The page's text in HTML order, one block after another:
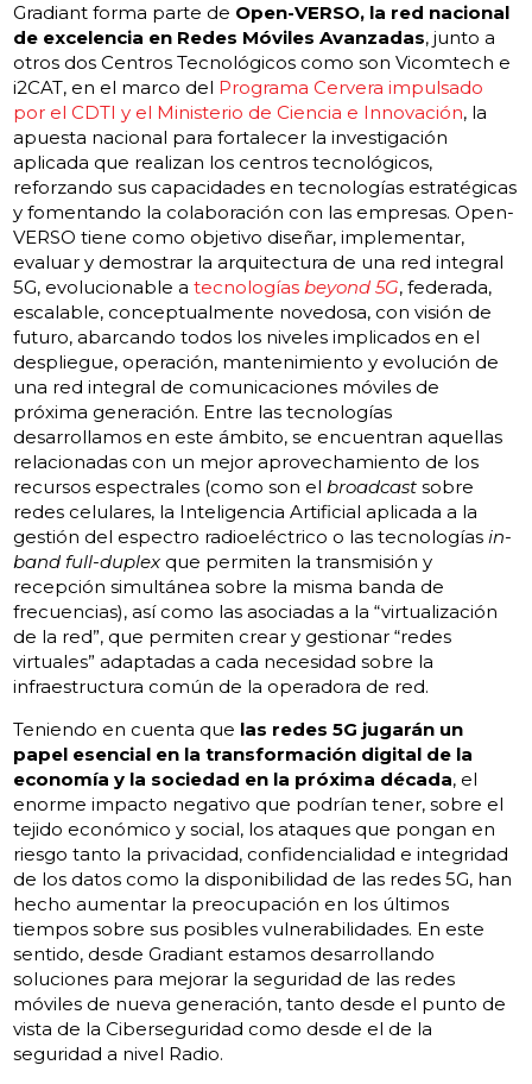
Gradiant forma parte de Open-VERSO, la red nacional
de excelencia en Redes Móviles Avanzadas, junto a
otros dos Centros Tecnológicos como son Vicomtech e
i2CAT, en el marco del Programa Cervera impulsado
por el CDTI y el Ministerio de Ciencia e Innovación, la
apuesta nacional para fortalecer la investigación
aplicada que realizan los centros tecnológicos,
reforzando sus capacidades en tecnologías estratégicas
y fomentando la colaboración con las empresas. Open-
VERSO tiene como objetivo diseñar, implementar,
evaluar y demostrar la arquitectura de una red integral
5G, evolucionable atecnologíasbeyond 5G, federada,
escalable, conceptualmente novedosa, con visión de
futuro, abarcando todos los niveles implicados en el
despliegue, operación, mantenimiento y evolución de
una red integral de comunicaciones móviles de
próxima generación. Entre las tecnologías
desarrollamos en este ámbito, se encuentran aquellas
relacionadas con un mejor aprovechamiento de los
recursos espectrales (como son elbroadcast sobre
redes celulares, la Inteligencia Artificial aplicada a la
gestión del espectro radioeléctrico o las tecnologíasin-
band full-duplex que permiten la transmisión y
recepción simultánea sobre la misma banda de
frecuencias), así como las asociadas a la “virtualización
de la red”, que permiten crear y gestionar “redes
virtuales” adaptadas a cada necesidad sobre la
infraestructura común de la operadora de red.
Teniendo en cuenta que las redes 5G jugarán un
papel esencial en la transformación digital de la
economía y la sociedad en la próxima década, el
enorme impacto negativo que podrían tener, sobre el
tejido económico y social, los ataques que pongan en
riesgo tanto la privacidad, confidencialidad e integridad
de los datos como la disponibilidad de las redes 5G, han
hecho aumentar la preocupación en los últimos
tiempos sobre sus posibles vulnerabilidades. En este
sentido, desde Gradiant estamos desarrollando
soluciones para mejorar la seguridad de las redes
móviles de nueva generación, tanto desde el punto de
vista de la Ciberseguridad como desde el de la
seguridad a nivel Radio.